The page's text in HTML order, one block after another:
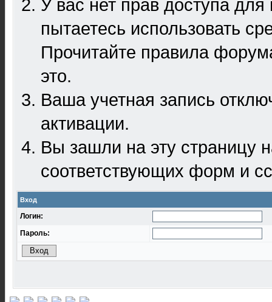
У вас нет прав доступа
пытаетесь использовать
Прочитайте правила
это.
Ваша учетная запись
активации.
Вы зашли на эту
соответствующих форм и
Вход
Логин:
Пароль: